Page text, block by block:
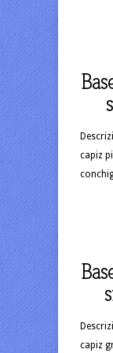
capiz
capiz